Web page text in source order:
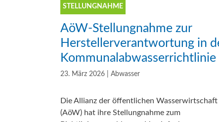
Veranstaltungen
Jahresberichte Team
Liberalisierung – Privatisierung:
Nein Danke!
Interkommunale Zusammenarbeit
Menschenrecht auf Wasser
STELLUNGNAHME
AöW-Stellungnahme zur
Herstellerverantwortung in
Kommunalabwasserrichtlinie
23. März 2026 Abwasser
Die Allianz der öffentlichen Wasserwirtschaft
(AöW) hat ihre Stellungnahme zum